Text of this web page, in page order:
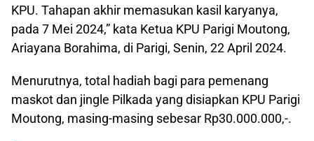
KPU. Tahapan akhir memasukan kasil karyanya,
pada 7 Mei 2024,” kata Ketua KPU Parigi Moutong,
Ariayana Borahima, di Parigi, Senin, 22 April 2024.
Menurutnya, total hadiah bagi para pemenang
maskot dan jingle Pilkada yang disiapkan KPU Parigi
Moutong, masing-masing sebesar Rp30.000.000,-.